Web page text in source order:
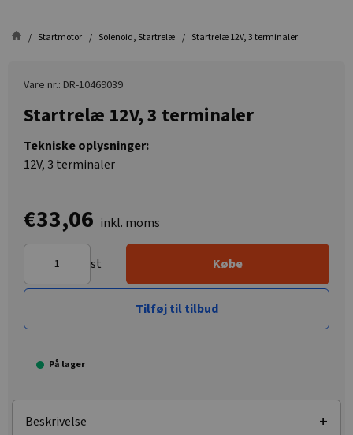
Startmotor Solenoid, Startrelæ Startrelæ 12V, 3 terminaler
Vare nr.: DR-10469039
Startrelæ 12V, 3 terminaler
Tekniske oplysninger:
12V, 3 terminaler
€33,06 inkl. moms
st Købe
Tilføj til tilbud
På lager
Beskrivelse